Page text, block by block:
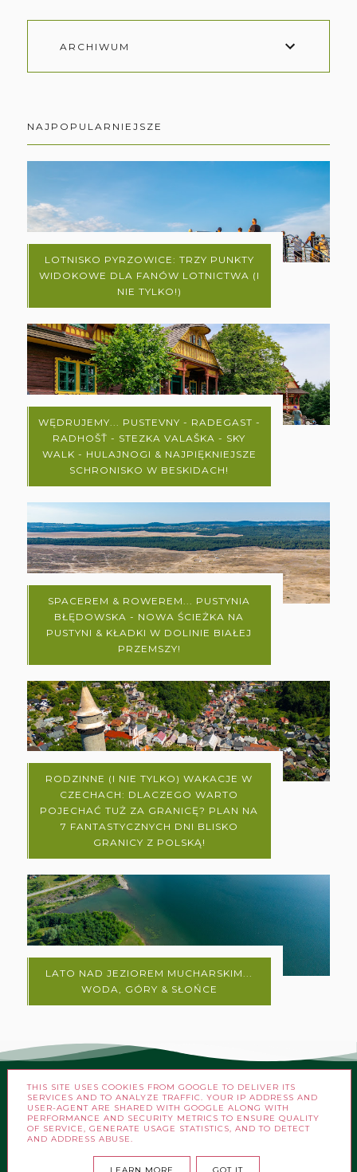
ARCHIWUM
NAJPOPULARNIEJSZE
LOTNISKO PYRZOWICE: TRZY PUNKTY
WIDOKOWE DLA FANÓW LOTNICTWA (I
NIE TYLKO!)
WĘDRUJEMY... PUSTEVNY - RADEGAST -
RADHOŠŤ - STEZKA VALAŠKA - SKY
WALK - HULAJNOGI & NAJPIĘKNIEJSZE
SCHRONISKO W BESKIDACH!
SPACEREM & ROWEREM... PUSTYNIA
BŁĘDOWSKA - NOWA ŚCIEŻKA NA
PUSTYNI & KŁADKI W DOLINIE BIAŁEJ
PRZEMSZY!
RODZINNE (I NIE TYLKO) WAKACJE W
CZECHACH: DLACZEGO WARTO
POJECHAĆ TUŻ ZA GRANICĘ? PLAN NA
7 FANTASTYCZNYCH DNI BLISKO
GRANICY Z POLSKĄ!
LATO NAD JEZIOREM MUCHARSKIM...
WODA, GÓRY & SŁOŃCE
COPYRIGHT ©FRANTKI WĘDROWNICZKI
THIS SITE USES COOKIES FROM GOOGLE TO DELIVER ITS
SERVICES AND TO ANALYZE TRAFFIC. YOUR IP ADDRESS AND
USER-AGENT ARE SHARED WITH GOOGLE ALONG WITH
PERFORMANCE AND SECURITY METRICS TO ENSURE QUALITY
OF SERVICE, GENERATE USAGE STATISTICS, AND TO DETECT
AND ADDRESS ABUSE.
LEARN MORE GOT IT